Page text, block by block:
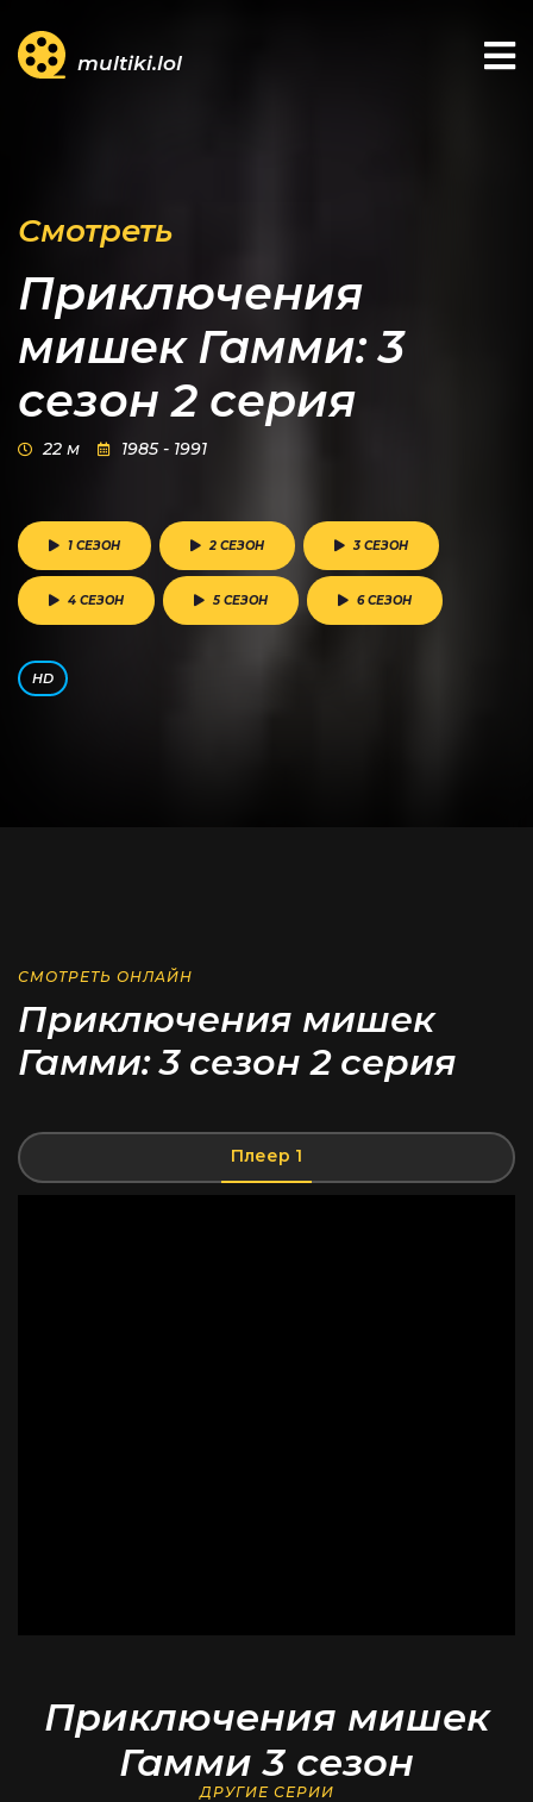
multiki.lol
Смотреть
Приключения
мишек Гамми: 3
сезон 2 серия
22 м 1985 - 1991
HD
1 СЕЗОН 2 СЕЗОН 3 СЕЗОН
4 СЕЗОН 5 СЕЗОН 6 СЕЗОН
СМОТРЕТЬ ОНЛАЙН
Приключения мишек
Гамми: 3 сезон 2 серия
Плеер 1
Приключения мишек
Гамми 3 сезон
ДРУГИЕ СЕРИИ